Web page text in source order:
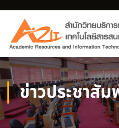
ข่าวประชาสั